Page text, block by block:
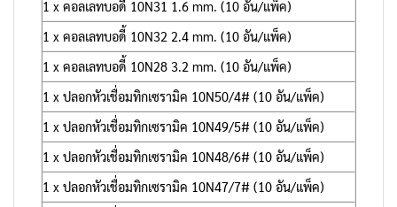
1 x คอลเลทบอดี้ 10N31 1.6 mm. (10 อัน/แพ็ค)
1 x คอลเลทบอดี้ 10N32 2.4 mm. (10 อัน/แพ็ค)
1 x คอลเลทบอดี้ 10N28 3.2 mm. (10 อัน/แพ็ค)
1 x ปลอกหัวเชื่อมทิกเซรามิค 10N50/4# (10 อัน/แพ็ค)
1 x ปลอกหัวเชื่อมทิกเซรามิค 10N49/5# (10 อัน/แพ็ค)
1 x ปลอกหัวเชื่อมทิกเซรามิค 10N48/6# (10 อัน/แพ็ค)
1 x ปลอกหัวเชื่อมทิกเซรามิค 10N47/7# (10 อัน/แพ็ค)